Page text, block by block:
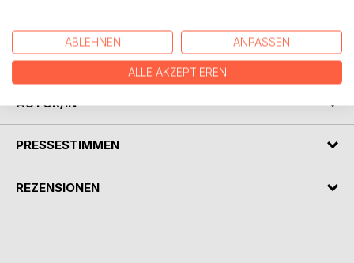
jüngere Schwester des Mörders seine Kursteilnehmerin ist.
Greg reagiert und initiiert eine ungewöhnliche Aktion.
AUTOR/IN
PRESSESTIMMEN
REZENSIONEN
ABLEHNEN ANPASSEN
ALLE AKZEPTIEREN